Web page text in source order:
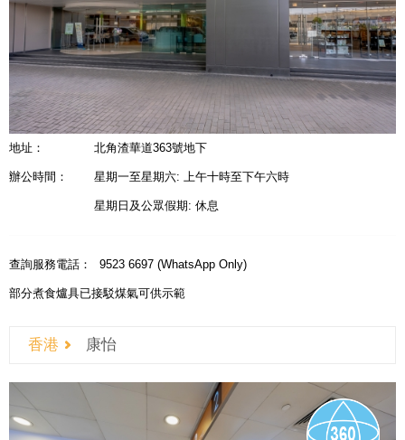
地址： 北角渣華道363號地下
辦公時間： 星期一至星期六: 上午十時至下午六時
星期日及公眾假期: 休息
查詢服務電話： 9523 6697 (WhatsApp Only)
部分煮食爐具已接駁煤氣可供示範
香港 康怡